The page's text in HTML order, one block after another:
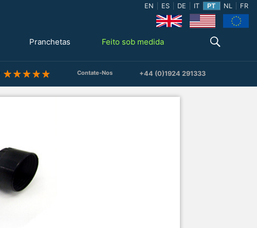
EN ES DE IT PT NL FR
Pranchetas Feito sob medida
Contate-Nos +44 (0)1924 291333